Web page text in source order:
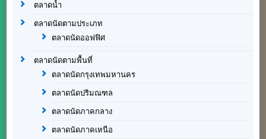
ตลาดน้ำ
ตลาดนัดตามประเภท
ตลาดนัดออฟฟิศ
ตลาดนัดตามพื้นที่
ตลาดนัดกรุงเทพมหานคร
ตลาดนัดปริมณฑล
ตลาดนัดภาคกลาง
ตลาดนัดภาคเหนือ